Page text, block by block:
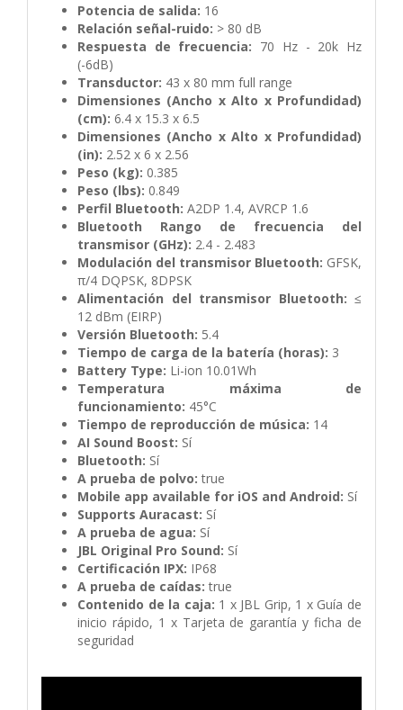
Potencia de salida: 16
Relación señal-ruido: > 80 dB
Respuesta de frecuencia: 70 Hz - 20k Hz
(-6dB)
Transductor: 43 x 80 mm full range
Dimensiones (Ancho x Alto x Profundidad)
(cm): 6.4 x 15.3 x 6.5
Dimensiones (Ancho x Alto x Profundidad)
(in): 2.52 x 6 x 2.56
Peso (kg): 0.385
Peso (lbs): 0.849
Perfil Bluetooth: A2DP 1.4, AVRCP 1.6
Bluetooth Rango de frecuencia del
transmisor (GHz): 2.4 - 2.483
Modulación del transmisor Bluetooth: GFSK,
π/4 DQPSK, 8DPSK
Alimentación del transmisor Bluetooth: ≤
12 dBm (EIRP)
Versión Bluetooth: 5.4
Tiempo de carga de la batería (horas): 3
Battery Type: Li-ion 10.01Wh
Temperatura máxima de
funcionamiento: 45°C
Tiempo de reproducción de música: 14
AI Sound Boost: Sí
Bluetooth: Sí
A prueba de polvo: true
Mobile app available for iOS and Android: Sí
Supports Auracast: Sí
A prueba de agua: Sí
JBL Original Pro Sound: Sí
Certificación IPX: IP68
A prueba de caídas: true
Contenido de la caja: 1 x JBL Grip, 1 x Guía de
inicio rápido, 1 x Tarjeta de garantía y ficha de
seguridad